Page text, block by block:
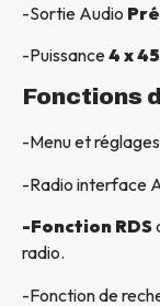
-Sortie Audio
-Puissance4 x
Fonctions
-Menu et
-Radio interface
-Fonction RDS
radio.
-Fonction de